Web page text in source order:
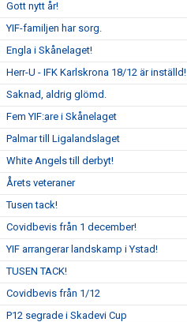
Gott nytt år!
YIF-familjen har sorg.
Engla i Skånelaget!
Herr-U - IFK Karlskrona 18/12 är inställd!
Saknad, aldrig glömd.
Fem YIF:are i Skånelaget
Palmar till Ligalandslaget
White Angels till derbyt!
Årets veteraner
Tusen tack!
Covidbevis från 1 december!
YIF arrangerar landskamp i Ystad!
TUSEN TACK!
Covidbevis från 1/12
P12 segrade i Skadevi Cup